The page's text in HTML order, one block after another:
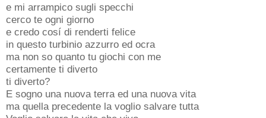
e mi arrampico sugli specchi
cerco te ogni giorno
e credo cosí di renderti felice
in questo turbinio azzurro ed ocra
ma non so quanto tu giochi con me
certamente ti diverto
ti diverto?
E sogno una nuova terra ed una nuova vita
ma quella precedente la voglio salvare tutta